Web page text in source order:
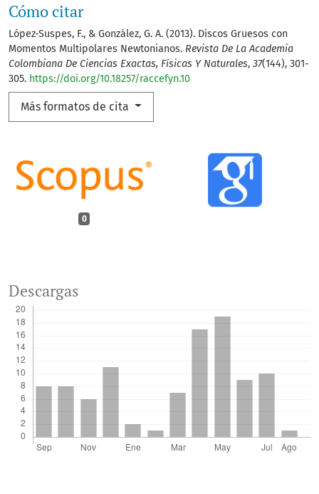
Cómo citar
López-Suspes, F., & González, G. A. (2013). Discos Gruesos con
Momentos Multipolares Newtonianos. Revista De La Academia
Colombiana De Ciencias Exactas, Físicas Y Naturales, 37(144), 301-
305. https://doi.org/10.18257/raccefyn.10
Más formatos de cita
0
Descargas